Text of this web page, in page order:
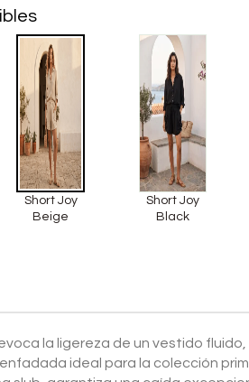
Short Joy
Beige
Short Joy
Black
la ligereza de un vestido
ideal para la colección